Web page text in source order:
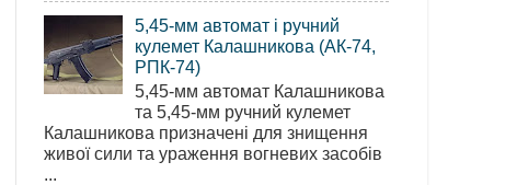
5,45-мм автомат і ручний
кулемет Калашникова (АК-74,
РПК-74)
5,45-мм автомат Калашникова
та 5,45-мм ручний кулемет
Калашникова призначені для знищення
живої сили та ураження вогневих засобів
...